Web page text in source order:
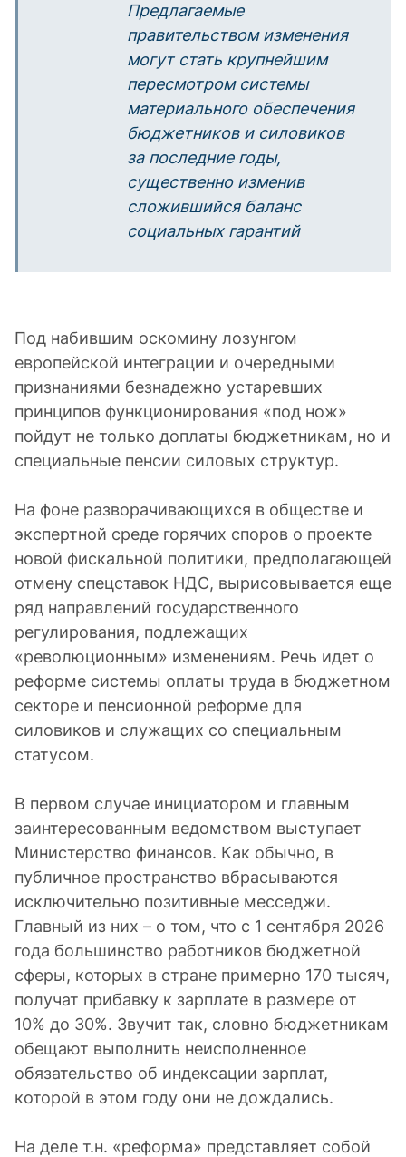
Предлагаемые
правительством изменения
могут стать крупнейшим
пересмотром системы
материального обеспечения
бюджетников и силовиков
за последние годы,
существенно изменив
сложившийся баланс
социальных гарантий
Под набившим оскомину лозунгом
европейской интеграции и очередными
признаниями безнадежно устаревших
принципов функционирования «под нож»
пойдут не только доплаты бюджетникам, но и
специальные пенсии силовых структур.
На фоне разворачивающихся в обществе и
экспертной среде горячих споров о проекте
новой фискальной политики, предполагающей
отмену спецставок НДС, вырисовывается еще
ряд направлений государственного
регулирования, подлежащих
«революционным» изменениям. Речь идет о
реформе системы оплаты труда в бюджетном
секторе и пенсионной реформе для
силовиков и служащих со специальным
статусом.
В первом случае инициатором и главным
заинтересованным ведомством выступает
Министерство финансов. Как обычно, в
публичное пространство вбрасываются
исключительно позитивные месседжи.
Главный из них – о том, что с 1 сентября 2026
года большинство работников бюджетной
сферы, которых в стране примерно 170 тысяч,
получат прибавку к зарплате в размере от
10% до 30%. Звучит так, словно бюджетникам
обещают выполнить неисполненное
обязательство об индексации зарплат,
которой в этом году они не дождались.
На деле т.н. «реформа» представляет собой